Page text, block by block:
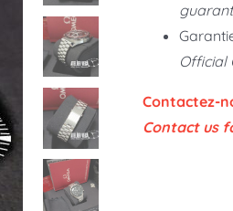
Official
Contactez-
Contact us